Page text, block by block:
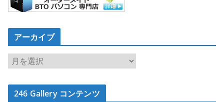
アーカイブ
ア
ー
カ
イ246 Gallery コンテンツ